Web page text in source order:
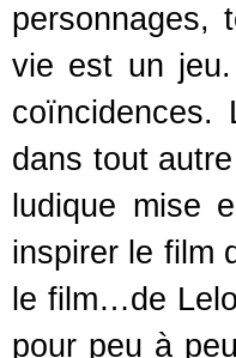
personnages,
vie est un
coïncidences.
dans tout
ludique mise
inspirer le film
le film…de
pour peu à